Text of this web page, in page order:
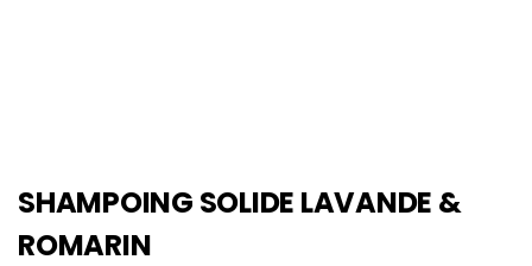
SHAMPOING SOLIDE LAVANDE &
ROMARIN